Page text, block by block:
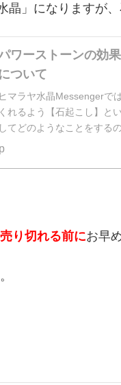
晶」になりますが
ワーストーンの効
について
ヒマラヤ水晶Messengerで
くれるよう【石起こし】と
してどのようなことをする
売り切れる前にお早